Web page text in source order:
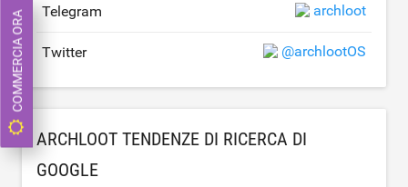
Telegram archloot
Twitter @archlootOS
ARCHLOOT TENDENZE DI RICERCA DI
GOOGLE
COMMERCIA ORA